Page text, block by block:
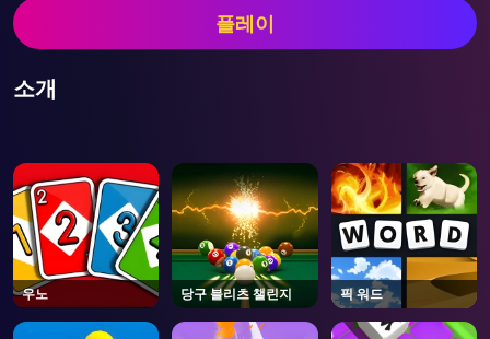
플레이
소개
우노 당구 블리츠 챌린지 픽 워드